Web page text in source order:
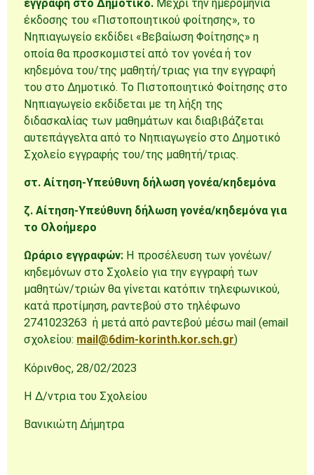
εγγραφή στο Δημοτικό. Μέχρι την ημερομηνία
έκδοσης του «Πιστοποιητικού φοίτησης», το
Νηπιαγωγείο εκδίδει «Βεβαίωση Φοίτησης» η
οποία θα προσκομιστεί από τον γονέα ή τον
κηδεμόνα του/της μαθητή/τριας για την εγγραφή
του στο Δημοτικό. Το Πιστοποιητικό Φοίτησης στο
Νηπιαγωγείο εκδίδεται με τη λήξη της
διδασκαλίας των μαθημάτων και διαβιβάζεται
αυτεπάγγελτα από το Νηπιαγωγείο στο Δημοτικό
Σχολείο εγγραφής του/της μαθητή/τριας.
στ. Αίτηση-Υπεύθυνη δήλωση γονέα/κηδεμόνα
ζ. Αίτηση-Υπεύθυνη δήλωση γονέα/κηδεμόνα για
το Ολοήμερο
Ωράριο εγγραφών: Η προσέλευση των γονέων/
κηδεμόνων στο Σχολείο για την εγγραφή των
μαθητών/τριών θα γίνεται κατόπιν τηλεφωνικού,
κατά προτίμηση, ραντεβού στο τηλέφωνο
2741023263 ή μετά από ραντεβού μέσω mail (email
σχολείου: mail@6dim-korinth.kor.sch.gr)
Κόρινθος, 28/02/2023
Η Δ/ντρια του Σχολείου
Βανικιώτη Δήμητρα